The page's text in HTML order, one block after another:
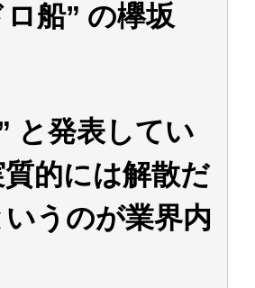
/ 【乃木坂46】日村勇紀 gif職人が切り抜いた名シ
－ツキャスターお姉さん・ハメまくりだったｗｗ
互RSS
船” の欅坂
と発表してい
的には解散だ
うのが業界内